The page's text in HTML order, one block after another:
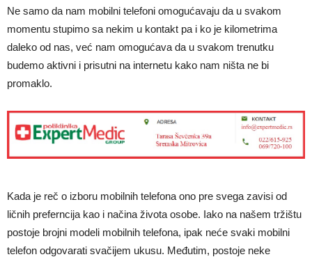
Ne samo da nam mobilni telefoni omogućavaju da u svakom
momentu stupimo sa nekim u kontakt pa i ko je kilometrima
daleko od nas, već nam omogućava da u svakom trenutku
budemo aktivni i prisutni na internetu kako nam ništa ne bi
promaklo.
Kada je reč o izboru mobilnih telefona ono pre svega zavisi od
ličnih preferncija kao i načina života osobe. Iako na našem tržištu
postoje brojni modeli mobilnih telefona, ipak neće svaki mobilni
telefon odgovarati svačijem ukusu. Međutim, postoje neke